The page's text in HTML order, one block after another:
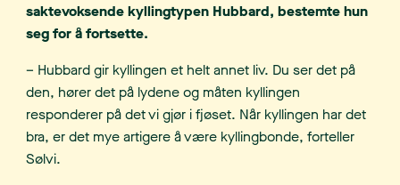
saktevoksende kyllingtypen Hubbard, bestemte hun
seg for å fortsette.
– Hubbard gir kyllingen et helt annet liv. Du ser det på
den, hører det på lydene og måten kyllingen
responderer på det vi gjør i fjøset. Når kyllingen har det
bra, er det mye artigere å være kyllingbonde, forteller
Sølvi.